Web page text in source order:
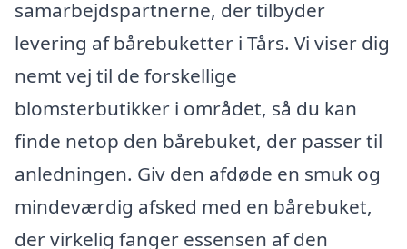
samarbejdspartnerne, der tilbyder
levering af bårebuketter i Tårs. Vi viser dig
nemt vej til de forskellige
blomsterbutikker i området, så du kan
finde netop den bårebuket, der passer til
anledningen. Giv den afdøde en smuk og
mindeværdig afsked med en bårebuket,
der virkelig fanger essensen af den